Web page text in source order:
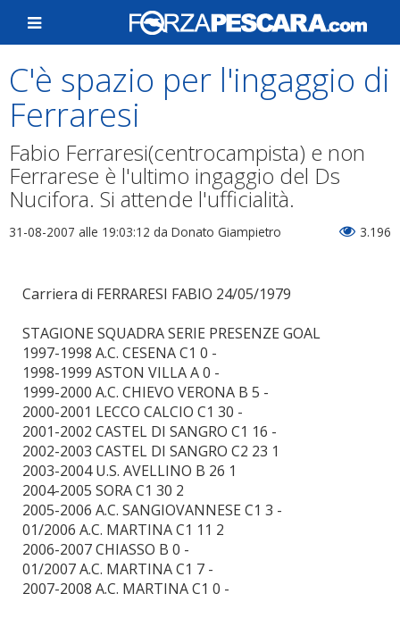
C'è spazio per l'ingaggio di
Ferraresi
Fabio Ferraresi(centrocampista) e non
Ferrarese è l'ultimo ingaggio del Ds
Nucifora. Si attende l'ufficialità.
31-08-2007 alle 19:03:12 da Donato Giampietro 3.196
Carriera di FERRARESI FABIO 24/05/1979
STAGIONE SQUADRA SERIE PRESENZE GOAL
1997-1998 A.C. CESENA C1 0 -
1998-1999 ASTON VILLA A 0 -
1999-2000 A.C. CHIEVO VERONA B 5 -
2000-2001 LECCO CALCIO C1 30 -
2001-2002 CASTEL DI SANGRO C1 16 -
2002-2003 CASTEL DI SANGRO C2 23 1
2003-2004 U.S. AVELLINO B 26 1
2004-2005 SORA C1 30 2
2005-2006 A.C. SANGIOVANNESE C1 3 -
01/2006 A.C. MARTINA C1 11 2
2006-2007 CHIASSO B 0 -
01/2007 A.C. MARTINA C1 7 -
2007-2008 A.C. MARTINA C1 0 -